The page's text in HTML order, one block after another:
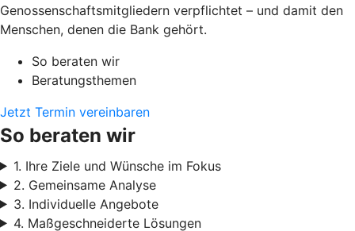
Genossenschaftsmitgliedern verpflichtet – und damit den
Menschen, denen die Bank gehört.
So beraten wir
Beratungsthemen
Jetzt Termin vereinbaren
So beraten wir
1. Ihre Ziele und Wünsche im Fokus
2. Gemeinsame Analyse
3. Individuelle Angebote
4. Maßgeschneiderte Lösungen